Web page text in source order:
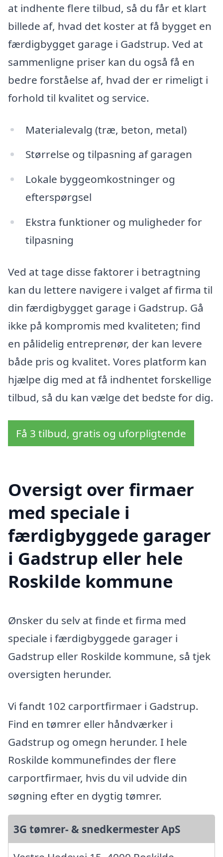
at indhente flere tilbud, så du får et klart
billede af, hvad det koster at få bygget en
færdigbygget garage i Gadstrup. Ved at
sammenligne priser kan du også få en
bedre forståelse af, hvad der er rimeligt i
forhold til kvalitet og service.
Materialevalg (træ, beton, metal)
Størrelse og tilpasning af garagen
Lokale byggeomkostninger og
efterspørgsel
Ekstra funktioner og muligheder for
tilpasning
Ved at tage disse faktorer i betragtning
kan du lettere navigere i valget af firma til
din færdigbygget garage i Gadstrup. Gå
ikke på kompromis med kvaliteten; find
en pålidelig entreprenør, der kan levere
både pris og kvalitet. Vores platform kan
hjælpe dig med at få indhentet forskellige
tilbud, så du kan vælge det bedste for dig.
Få 3 tilbud, gratis og uforpligtende
Oversigt over firmaer
med speciale i
færdigbyggede garager
i Gadstrup eller hele
Roskilde kommune
Ønsker du selv at finde et firma med
speciale i færdigbyggede garager i
Gadstrup eller Roskilde kommune, så tjek
oversigten herunder.
Vi fandt 102 carportfirmaer i Gadstrup.
Find en tømrer eller håndværker i
Gadstrup og omegn herunder. I hele
Roskilde kommunefindes der flere
carportfirmaer, hvis du vil udvide din
søgning efter en dygtig tømrer.
3G tømrer- & snedkermester ApS